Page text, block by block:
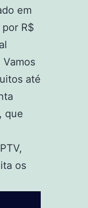
em
R$
até
que
os